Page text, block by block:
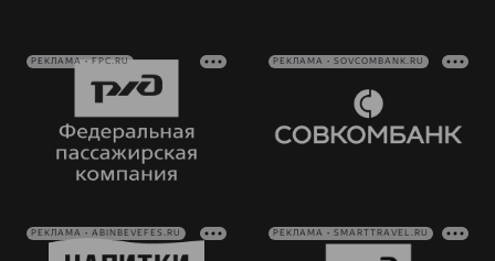
РЕКЛАМА • FPC.RU РЕКЛАМА • SOVCOMBANK.RU
РЕКЛАМА • ABINBEVEFES.RU РЕКЛАМА • SMARTTRAVEL.RU